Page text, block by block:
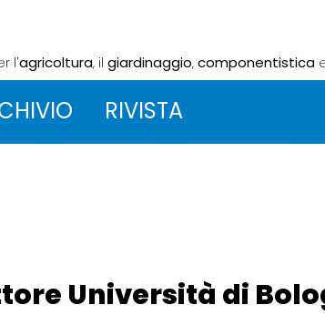
l'agricoltura, il giardinaggio,componentistica
RIVISTA
Università di